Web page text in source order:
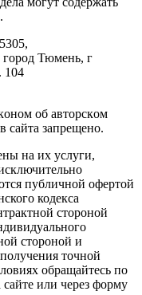
город Тюмень, г
104
oб aвтopcкoм
caйтa зaпpeщeнo.
на их услуги,
публичной офертой
кодекса
стороной
стороной и
точной
обращайтесь по
или через форму